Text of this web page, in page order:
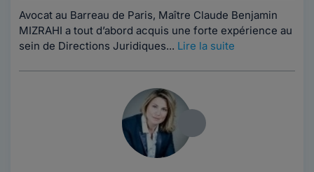
Avocat au Barreau de Paris, Maître Claude Benjamin
MIZRAHI a tout d’abord acquis une forte expérience au
sein de Directions Juridiques... Lire la suite